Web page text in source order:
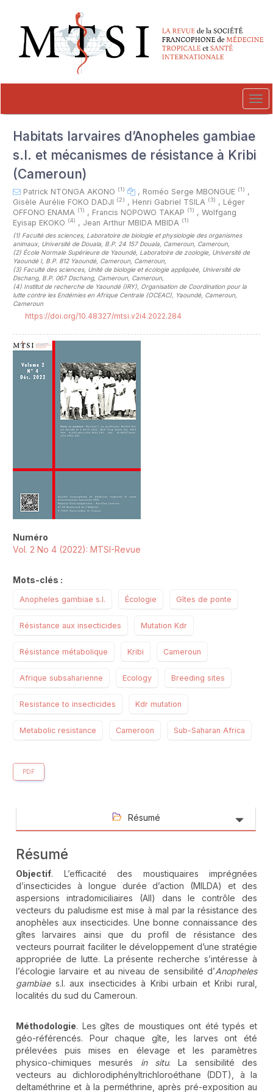
##plugins.themes.novelty.accessible_menu.main_navigation##
##plugins.themes.novelty.accessible_menu.main_content##
##plugins.themes.novelty.accessible_menu.sidebar##
Habitats larvaires d’Anopheles gambiae
s.l. et mécanismes de résistance à Kribi
(Cameroun)
Patrick NTONGA AKONO (1) , Roméo Serge MBONGUE (1) ,
Gisèle Aurélie FOKO DADJI (2) , Henri Gabriel TSILA (3) , Léger
OFFONO ENAMA (1) , Francis NOPOWO TAKAP (1) , Wolfgang
Eyisap EKOKO (4) , Jean Arthur MBIDA MBIDA (1)
(1) Faculté des sciences, Laboratoire de biologie et physiologie des organismes
animaux, Université de Douala, B.P. 24 157 Douala, Cameroun, Cameroun
(2) École Normale Supérieure de Yaoundé, Laboratoire de zoologie, Université de
Yaoundé I, B.P. 812 Yaoundé, Cameroun, Cameroun
(3) Faculté des sciences, Unité de biologie et écologie appliquée, Université de
Dschang, B.P. 067 Dschang, Cameroun, Cameroun
(4) Institut de recherche de Yaoundé (IRY), Organisation de Coordination pour la
lutte contre les Endémies en Afrique Centrale (OCEAC), Yaoundé, Cameroun,
Cameroun
https://doi.org/10.48327/mtsi.v2i4.2022.284
Numéro
Vol. 2 No 4 (2022): MTSI-Revue
Mots-clés :
Anopheles gambiae s.l. Écologie Gîtes de ponte
Résistance aux insecticides Mutation Kdr
Résistance métabolique Kribi Cameroun
Afrique subsaharienne Ecology Breeding sites
Resistance to insecticides Kdr mutation
Metabolic resistance Cameroon Sub-Saharan Africa
PDF
Résumé
Résumé
Objectif. L’efficacité des moustiquaires imprégnées
d’insecticides à longue durée d’action (MILDA) et des
aspersions intradomiciliaires (AII) dans le contrôle des
vecteurs du paludisme est mise à mal par la résistance des
anophèles aux insecticides. Une bonne connaissance des
gîtes larvaires ainsi que du profil de résistance des
vecteurs pourrait faciliter le développement d’une stratégie
appropriée de lutte. La présente recherche s’intéresse à
l’écologie larvaire et au niveau de sensibilité d’Anopheles
gambiaes.l. aux insecticides à Kribi urbain et Kribi rural,
localités du sud du Cameroun.
Méthodologie. Les gîtes de moustiques ont été typés et
géo-référencés. Pour chaque gîte, les larves ont été
prélevées puis mises en élevage et les paramètres
physico-chimiques mesurés in situ. La sensibilité des
vecteurs au dichlorodiphényltrichloroéthane (DDT), à la
deltaméthrine et à la perméthrine, après pré-exposition au